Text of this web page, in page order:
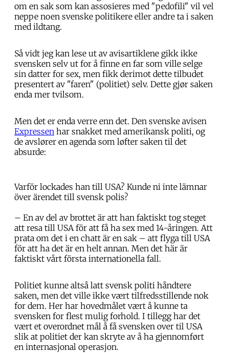
om en sak som kan assosieres med "pedofili" vil vel
neppe noen svenske politikere eller andre ta i saken
med ildtang.
Så vidt jeg kan lese ut av avisartiklene gikk ikke
svensken selv ut for å finne en far som ville selge
sin datter for sex, men fikk derimot dette tilbudet
presentert av "faren" (politiet) selv. Dette gjør saken
enda mer tvilsom.
Men det er enda verre enn det. Den svenske avisen
Expressen har snakket med amerikansk politi, og
de avslører en agenda som løfter saken til det
absurde:
Varför lockades han till USA? Kunde ni inte lämnar
över ärendet till svensk polis?
– En av del av brottet är att han faktiskt tog steget
att resa till USA för att få ha sex med 14-åringen. Att
prata om det i en chatt är en sak – att flyga till USA
för att ha det är en helt annan. Men det här är
faktiskt vårt första internationella fall.
Politiet kunne altså latt svensk politi håndtere
saken, men det ville ikke vært tilfredsstillende nok
for dem. Her har hovedmålet vært å kunne ta
svensken for flest mulig forhold. I tillegg har det
vært et overordnet mål å få svensken over til USA
slik at politiet der kan skryte av å ha gjennomført
en internasjonal operasjon.